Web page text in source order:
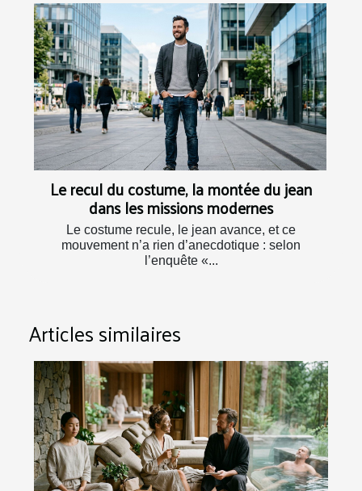
Le recul du costume, la montée du jean
dans les missions modernes
Le costume recule, le jean avance, et ce
mouvement n’a rien d’anecdotique : selon
l’enquête «...
Articles similaires